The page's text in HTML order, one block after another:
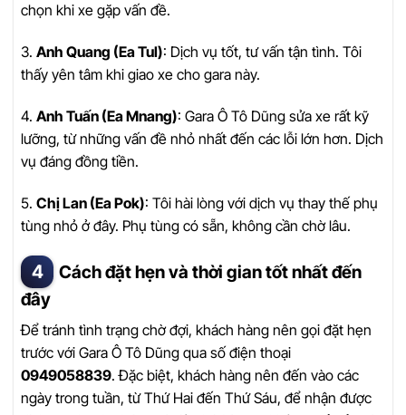
chọn khi xe gặp vấn đề.
3. Anh Quang (Ea Tul): Dịch vụ tốt, tư vấn tận tình. Tôi
thấy yên tâm khi giao xe cho gara này.
4. Anh Tuấn (Ea Mnang): Gara Ô Tô Dũng sửa xe rất kỹ
lưỡng, từ những vấn đề nhỏ nhất đến các lỗi lớn hơn. Dịch
vụ đáng đồng tiền.
5. Chị Lan (Ea Pok): Tôi hài lòng với dịch vụ thay thế phụ
tùng nhỏ ở đây. Phụ tùng có sẵn, không cần chờ lâu.
Cách đặt hẹn và thời gian tốt nhất đến
đây
Để tránh tình trạng chờ đợi, khách hàng nên gọi đặt hẹn
trước với Gara Ô Tô Dũng qua số điện thoại
0949058839. Đặc biệt, khách hàng nên đến vào các
ngày trong tuần, từ Thứ Hai đến Thứ Sáu, để nhận được